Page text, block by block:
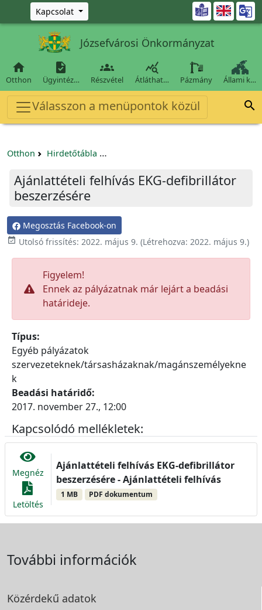
Ugrás a fő tartalomra
Kapcsolat 
Józsefvárosi Önkormányzat

Otthon

Ügyintéz…

Részvétel

Átláthat… Pázmány Állami k…
Válasszon a menüpontok közül 
Otthon Hirdetőtábla
Ajánlattételi felhívás EKG-defibrillátor
beszerzésére
Megosztás Facebook-on
 Utolsó frissítés: 2022. május 9. (Létrehozva: 2022. május 9.)
Figyelem!
Ennek az pályázatnak már lejárt a beadási
határideje.
Típus:
Egyéb pályázatok
szervezeteknek/társasházaknak/magánszemélyekne
k
Beadási határidő:
2017. november 27., 12:00
Kapcsolódó mellékletek:
Megnéz
Letöltés
Ajánlattételi felhívás EKG-defibrillátor
beszerzésére - Ajánlattételi felhívás
1 MB PDF dokumentum
További információk
Közérdekű adatok